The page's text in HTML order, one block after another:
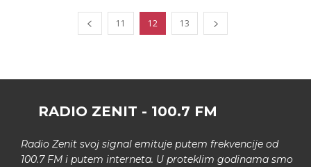
11 12 13
RADIO ZENIT - 100.7 FM
Radio Zenit svoj signal emituje putem frekvencije od
100.7 FM i putem interneta. U proteklim godinama smo